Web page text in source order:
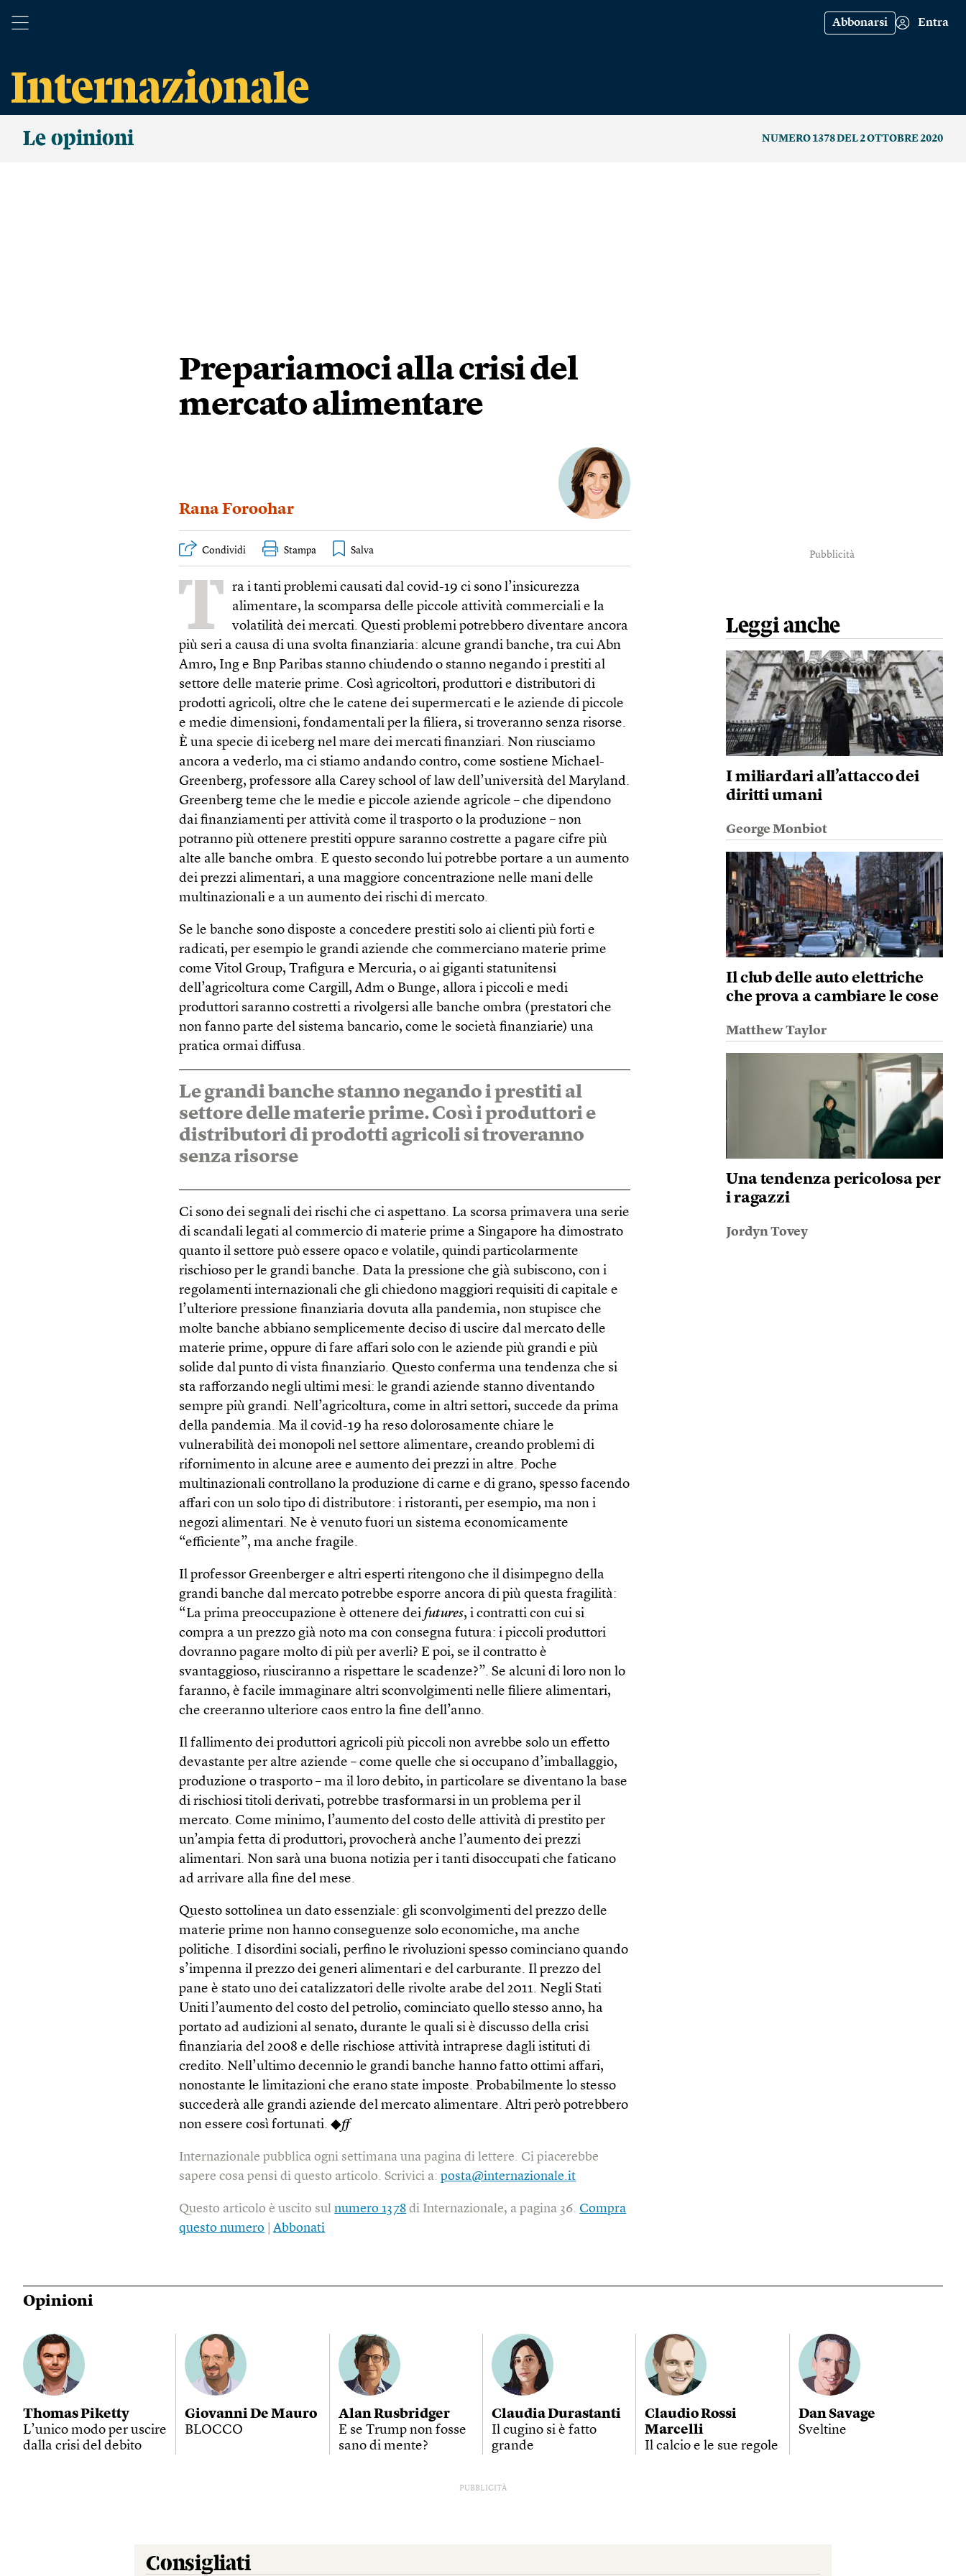
Abbonarsi Entra
Le opinioni NUMERO 1378 DEL 2 OTTOBRE 2020
Prepariamoci alla crisi del
mercato alimentare
Rana Foroohar
Condividi Stampa
T
ra i tanti problemi causati dal covid-19 ci sono l’insicurezza
alimentare, la scomparsa delle piccole attività commerciali e la
volatilità dei mercati. Questi problemi potrebbero diventare ancora
più seri a causa di una svolta finanziaria: alcune grandi banche, tra cui Abn
Amro, Ing e Bnp Paribas stanno chiudendo o stanno negando i prestiti al
settore delle materie prime. Così agricoltori, produttori e distributori di
prodotti agricoli, oltre che le catene dei supermercati e le aziende di piccole
e medie dimensioni, fondamentali per la filiera, si troveranno senza risorse.
È una specie di iceberg nel mare dei mercati finanziari. Non riusciamo
ancora a vederlo, ma ci stiamo andando contro, come sostiene Michael­
Greenberg, professore alla Carey school of law dell’università del Maryland.
Greenberg teme che le medie e piccole aziende agricole – che dipendono
dai finanziamenti per attività come il trasporto o la produzione – non
potranno più ottenere prestiti oppure saranno costrette a pagare cifre più
alte alle banche ombra. E questo secondo lui potrebbe portare a un aumento
dei prezzi alimentari, a una maggiore concentrazione nelle mani delle
multinazionali e a un aumento dei rischi di mercato.
Se le banche sono disposte a concedere prestiti solo ai clienti più forti e
radicati, per esempio le grandi aziende che commerciano materie prime
come Vitol Group, Trafigura e Mercuria, o ai giganti statunitensi
dell’agricoltura come Cargill, Adm o Bunge, allora i piccoli e medi
produttori saranno costretti a rivolgersi alle banche ombra (prestatori che
non fanno parte del sistema bancario, come le società finanziarie) una
pratica ormai diffusa.
Le grandi banche stanno negando i prestiti al
settore delle materie prime. Così i produttori e
distributori di prodotti agricoli si troveranno
senza risorse
Ci sono dei segnali dei rischi che ci aspettano. La scorsa primavera una serie
di scandali legati al commercio di materie prime a Singapore ha dimostrato
quanto il settore può essere opaco e volatile, quindi particolarmente
rischioso per le grandi banche. Data la pressione che già subiscono, con i
regolamenti internazionali che gli chiedono maggiori requisiti di capitale e
l’ulteriore pressione finanziaria dovuta alla pandemia, non stupisce che
molte banche abbiano semplicemente deciso di uscire dal mercato delle
materie prime, oppure di fare affari solo con le aziende più grandi e più
solide dal punto di vista finanziario. Questo conferma una tendenza che si
sta rafforzando negli ultimi mesi: le grandi aziende stanno diventando
sempre più grandi. Nell’agricoltura, come in altri settori, succede da prima
della pandemia. Ma il covid-19 ha reso dolorosamente chiare le
vulnerabilità dei monopoli nel settore alimentare, creando problemi di
rifornimento in alcune aree e aumento dei prezzi in altre. Poche
multinazionali controllano la produzione di carne e di grano, spesso facendo
affari con un solo tipo di distributore: i ristoranti, per esempio, ma non i
negozi alimentari. Ne è venuto fuori un sistema economicamente
“efficiente”, ma anche fragile.
Il professor Greenberger e altri esperti ritengono che il disimpegno della
grandi banche dal mercato potrebbe esporre ancora di più questa fragilità:
“La prima preoccupazione è ottenere dei futures, i contratti con cui si
compra a un prezzo già noto ma con consegna futura: i piccoli produttori
dovranno pagare molto di più per averli? E poi, se il contratto è
svantaggioso, riusciranno a rispettare le scadenze?”. Se alcuni di loro non lo
faranno, è facile immaginare altri sconvolgimenti nelle filiere alimentari,
che creeranno ulteriore caos entro la fine dell’anno.
Il fallimento dei produttori agricoli più piccoli non avrebbe solo un effetto
devastante per altre aziende – come quelle che si occupano d’imballaggio,
produzione o trasporto – ma il loro debito, in particolare se diventano la base
di rischiosi titoli derivati, potrebbe trasformarsi in un problema per il
mercato. Come minimo, l’aumento del costo delle attività di prestito per
un’ampia fetta di produttori, provocherà anche l’aumento dei prezzi
alimentari. Non sarà una buona notizia per i tanti disoccupati che faticano
ad arrivare alla fine del mese.
Questo sottolinea un dato essenziale: gli sconvolgimenti del prezzo delle
materie prime non hanno conseguenze solo economiche, ma anche
politiche. I disordini sociali, perfino le rivoluzioni spesso cominciano quando
s’impenna il prezzo dei generi alimentari e del carburante. Il prezzo del
pane è stato uno dei catalizzatori delle rivolte arabe del 2011. Negli Stati
Uniti l’aumento del costo del petrolio, cominciato quello stesso anno, ha
portato ad audizioni al senato, durante le quali si è discusso della crisi
finanziaria del 2008 e delle rischiose attività intraprese dagli istituti di
credito. Nell’ultimo decennio le grandi banche hanno fatto ottimi affari,
nonostante le limitazioni che erano state imposte. Probabilmente lo stesso
succederà alle grandi aziende del mercato alimentare. Altri però potrebbero
non essere così fortunati. ◆ff
Internazionale pubblica ogni settimana una pagina di lettere. Ci piacerebbe
sapere cosa pensi di questo articolo. Scrivici a:posta@internazionale.it
Questo articolo è uscito sulnumero 1378 di Internazionale, a pagina 36.Compra
questo numero |Abbonati
Pubblicità
Leggi anche
I miliardari all’attacco dei
diritti umani
George Monbiot
Il club delle auto elettriche
che prova a cambiare le cose
Matthew Taylor
Una tendenza pericolosa per
i ragazzi
Jordyn Tovey
Opinioni
Thomas Piketty
L’unico modo per uscire
dalla crisi del debito
Giovanni De Mauro
BLOCCO
Alan Rusbridger
E se Trump non fosse
sano di mente?
Claudia Durastanti
Il cugino si è fatto
grande
Claudio Rossi
Marcelli
Il calcio e le sue regole
Dan Savage
Sveltine
PUBBLICITÀ
Consigliati